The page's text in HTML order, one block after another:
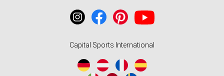
Capital Sports International